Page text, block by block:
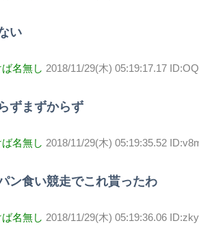
い
名無し 2018/11/29(木) 05:19:17.17
ずまずからず
名無し 2018/11/29(木) 05:19:35.52
ン食い競走でこれ貰ったわ
名無し 2018/11/29(木) 05:19:36.06